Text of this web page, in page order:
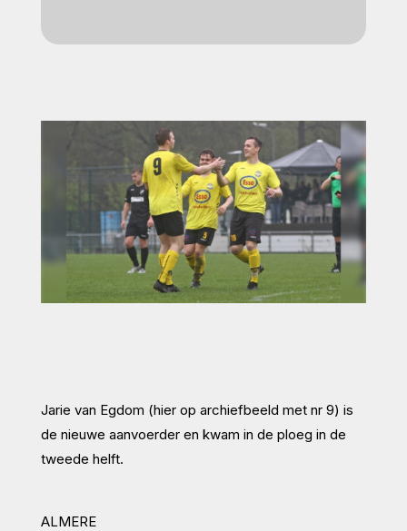
Jarie van Egdom (hier op archiefbeeld met nr 9) is
de nieuwe aanvoerder en kwam in de ploeg in de
tweede helft.
ALMERE